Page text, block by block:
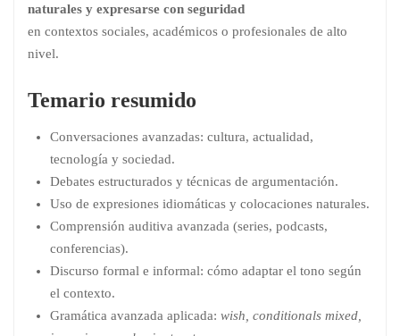
naturales y expresarse con seguridad
en contextos sociales, académicos o profesionales de alto
nivel.
Temario resumido
Conversaciones avanzadas: cultura, actualidad,
tecnología y sociedad.
Debates estructurados y técnicas de argumentación.
Uso de expresiones idiomáticas y colocaciones naturales.
Comprensión auditiva avanzada (series, podcasts,
conferencias).
Discurso formal e informal: cómo adaptar el tono según
el contexto.
Gramática avanzada aplicada: wish, conditionals mixed,